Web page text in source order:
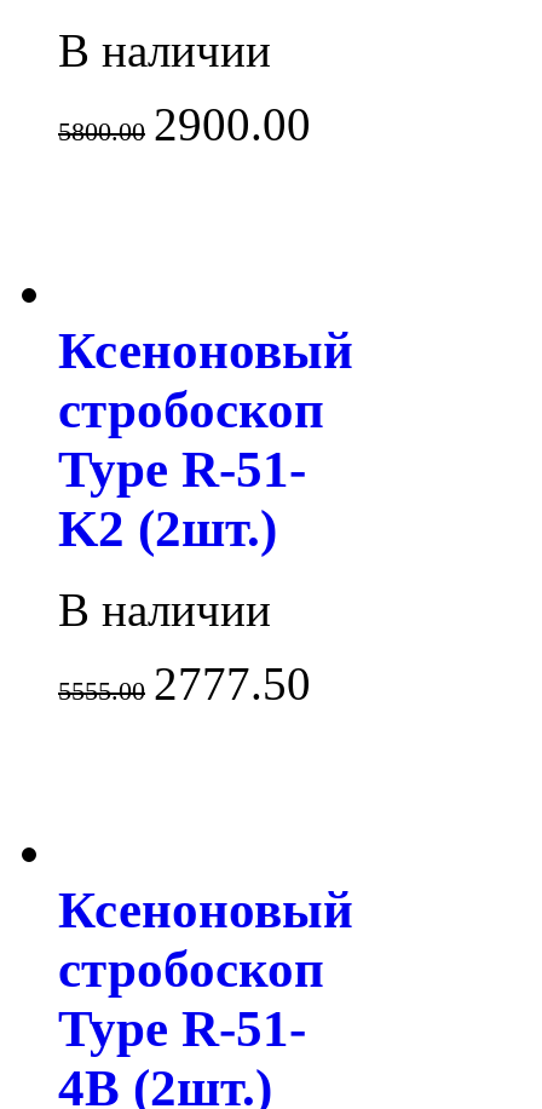
В наличии
5800.00 2900.00
Ксеноновый
стробоскоп
Type R-51-
K2 (2шт.)
В наличии
5555.00 2777.50
Ксеноновый
стробоскоп
Type R-51-
4B (2шт.)